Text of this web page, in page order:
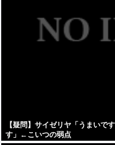
【疑問】サイゼリヤ「うまいで
す」←こいつの弱点